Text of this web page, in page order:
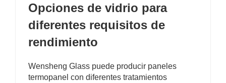
Opciones de vidrio para
diferentes requisitos de
rendimiento
Wensheng Glass puede producir paneles
termopanel con diferentes tratamientos